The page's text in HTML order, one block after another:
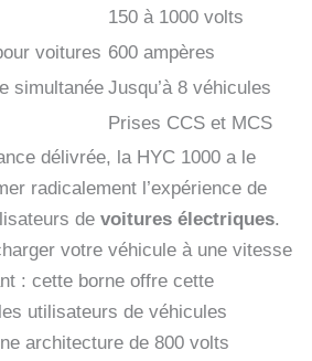
150 à 1000 volts
voitures 600 ampères
simultanée Jusqu’à 8 véhicules
Prises CCS et MCS
délivrée, la HYC 1000 a le
radicalement l’expérience de
de voitures électriques.
votre véhicule à une vitesse
: cette borne offre cette
utilisateurs de véhicules
architecture de 800 volts